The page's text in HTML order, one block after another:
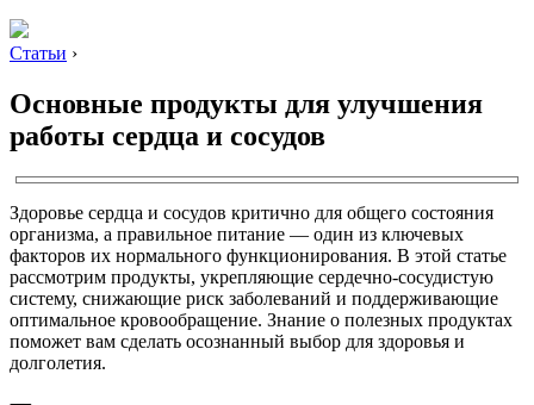
Статьи ›
Основные продукты для улучшения
работы сердца и сосудов
Здоровье сердца и сосудов критично для общего состояния
организма, а правильное питание — один из ключевых
факторов их нормального функционирования. В этой статье
рассмотрим продукты, укрепляющие сердечно-сосудистую
систему, снижающие риск заболеваний и поддерживающие
оптимальное кровообращение. Знание о полезных продуктах
поможет вам сделать осознанный выбор для здоровья и
долголетия.